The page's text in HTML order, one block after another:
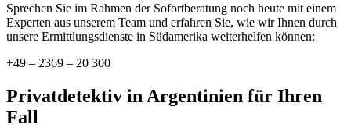
Sprechen Sie im Rahmen der Sofortberatung noch heute mit einem
Experten aus unserem Team und erfahren Sie, wie wir Ihnen durch
unsere Ermittlungsdienste in Südamerika weiterhelfen können:
+49 – 2369 – 20 300
Privatdetektiv in Argentinien für Ihren
Fall